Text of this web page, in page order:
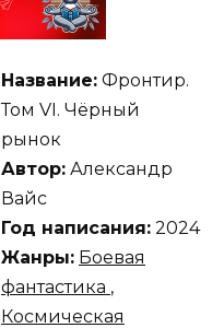
Название: Фронтир.
Том VI. Чёрный
рынок
Автор: Александр
Вайс
Год написания: 2024
Жанры: Боевая
фантастика ,
Космическая